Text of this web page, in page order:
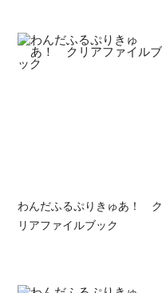
わんだふるぷりきゅあ！ ク
リアファイルブック